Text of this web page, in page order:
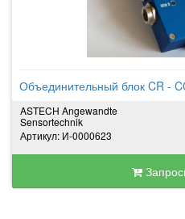
Объединительный блок CR -
ASTECH Angewandte
Sensortechnik
Артикул: И-0000623